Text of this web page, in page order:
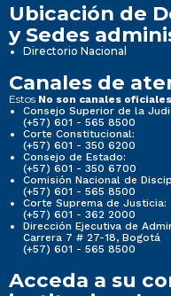
Ubicación de
y Sedes
Directorio Nacional
Canales de
Estos No son canales oficiales
Consejo Superior de la
(+57) 601 - 565 8500
Corte Constitucional:
(+57) 601 - 350 6200
Consejo de Estado:
(+57) 601 - 350 6700
Comisión Nacional de
(+57) 601 - 565 8500
Corte Suprema de Justicia:
(+57) 601 - 362 2000
Dirección Ejecutiva de
Carrera 7 # 27-18, Bogotá
(+57) 601 - 565 8500
Acceda a su